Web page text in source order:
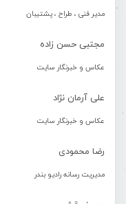
مدیر فنی ، طراح ، پشتیبان
مجتبی حسن زاده
عکاس و خبرنگار سایت
علی آرمان نژاد
عکاس و خبرنگار سایت
رضا محمودی
مدیریت رسانه رادیو بندر